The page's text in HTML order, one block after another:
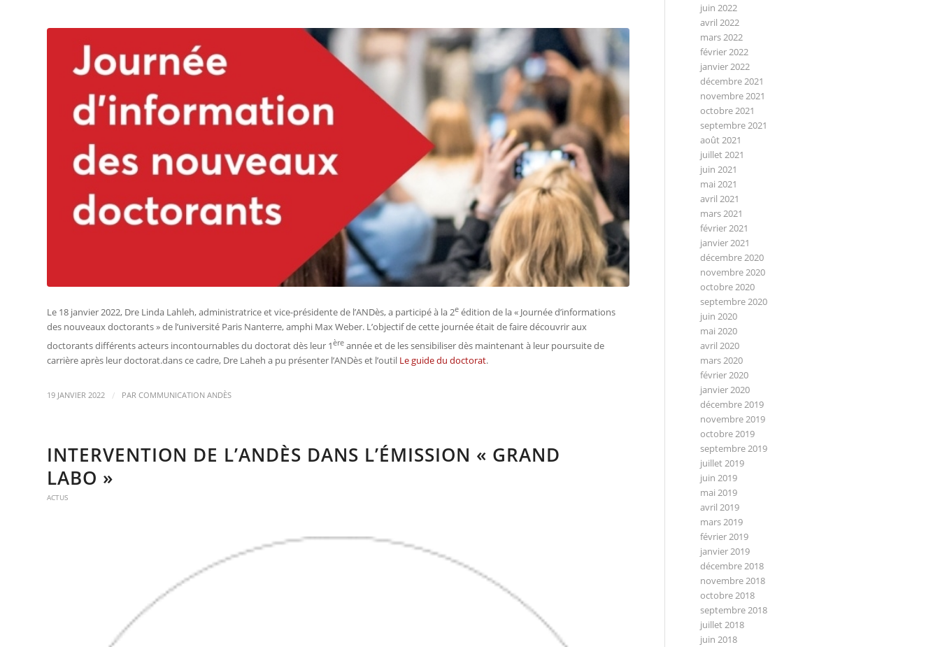
Le 18 janvier 2022, Dre Linda Lahleh, administratrice et vice-présidente de l’ANDès, a participé à la 2e édition de la « Journée d’informations
des nouveaux doctorants » de l’université Paris Nanterre, amphi Max Weber. L’objectif de cette journée était de faire découvrir aux
doctorants différents acteurs incontournables du doctorat dès leur 1ère année et de les sensibiliser dès maintenant à leur poursuite de
carrière après leur doctorat.dans ce cadre, Dre Laheh a pu présenter l’ANDès et l’outil Le guide du doctorat.
19 JANVIER 2022 / PAR COMMUNICATION ANDÈS
INTERVENTION DE L’ANDÈS DANS L’ÉMISSION « GRAND
LABO »
ACTUS
juin 2022
avril 2022
mars 2022
février 2022
janvier 2022
décembre 2021
novembre 2021
octobre 2021
septembre 2021
août 2021
juillet 2021
juin 2021
mai 2021
avril 2021
mars 2021
février 2021
janvier 2021
décembre 2020
novembre 2020
octobre 2020
septembre 2020
juin 2020
mai 2020
avril 2020
mars 2020
février 2020
janvier 2020
décembre 2019
novembre 2019
octobre 2019
septembre 2019
juillet 2019
juin 2019
mai 2019
avril 2019
mars 2019
février 2019
janvier 2019
décembre 2018
novembre 2018
octobre 2018
septembre 2018
juillet 2018
juin 2018